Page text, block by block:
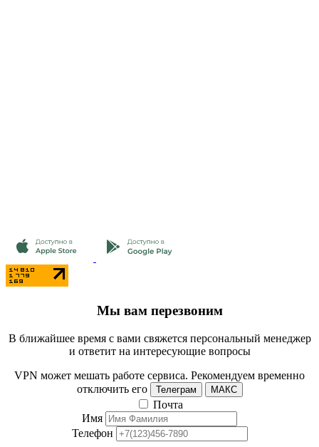
Мы вам перезвоним
В ближайшее время с вами свяжется персональный менеджер
и ответит на интересующие вопросы
VPN может мешать работе сервиса. Рекомендуем временно
отключить его
Телеграм МАКС
Почта
Имя
Телефон